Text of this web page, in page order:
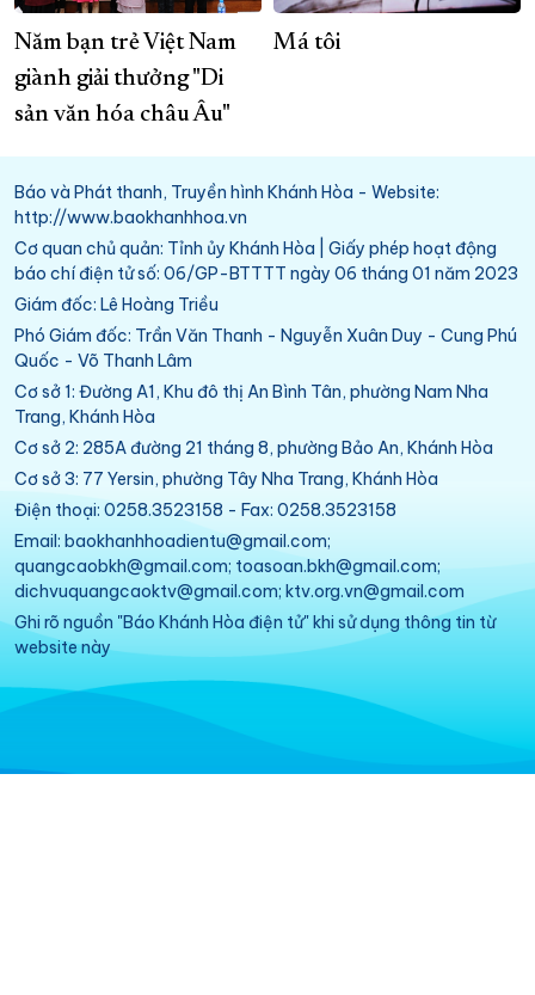
Năm bạn trẻ Việt Nam
giành giải thưởng "Di
sản văn hóa châu Âu"
Má tôi
Báo và Phát thanh, Truyền hình Khánh Hòa - Website:
http://www.baokhanhhoa.vn
Cơ quan chủ quản: Tỉnh ủy Khánh Hòa | Giấy phép hoạt động
báo chí điện tử số: 06/GP-BTTTT ngày 06 tháng 01 năm 2023
Giám đốc: Lê Hoàng Triều
Phó Giám đốc: Trần Văn Thanh - Nguyễn Xuân Duy - Cung Phú
Quốc - Võ Thanh Lâm
Cơ sở 1: Đường A1, Khu đô thị An Bình Tân, phường Nam Nha
Trang, Khánh Hòa
Cơ sở 2: 285A đường 21 tháng 8, phường Bảo An, Khánh Hòa
Cơ sở 3: 77 Yersin, phường Tây Nha Trang, Khánh Hòa
Điện thoại: 0258.3523158 - Fax: 0258.3523158
Email: baokhanhhoadientu@gmail.com;
quangcaobkh@gmail.com; toasoan.bkh@gmail.com;
dichvuquangcaoktv@gmail.com; ktv.org.vn@gmail.com
Ghi rõ nguồn "Báo Khánh Hòa điện tử" khi sử dụng thông tin từ
website này